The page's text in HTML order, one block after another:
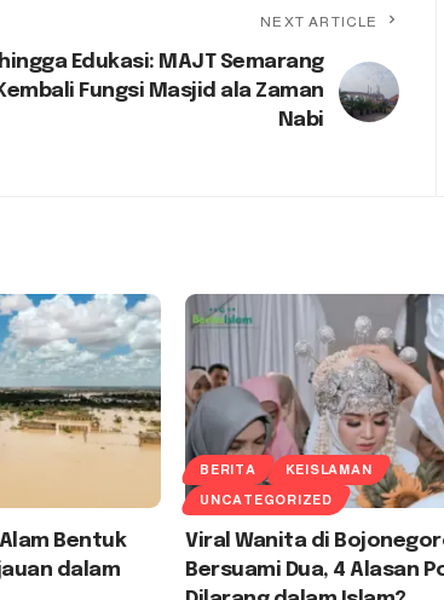
NEXT ARTICLE
Edukasi: MAJT Semarang
Fungsi Masjid ala Zaman
Nabi
Bentuk
dalam
BERITA KEISLAMAN
UNCATEGORIZED
Viral Wanita di
Bersuami Dua, 4 Alasan